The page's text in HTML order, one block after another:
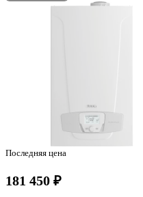
Последняя цена
181 450 ₽